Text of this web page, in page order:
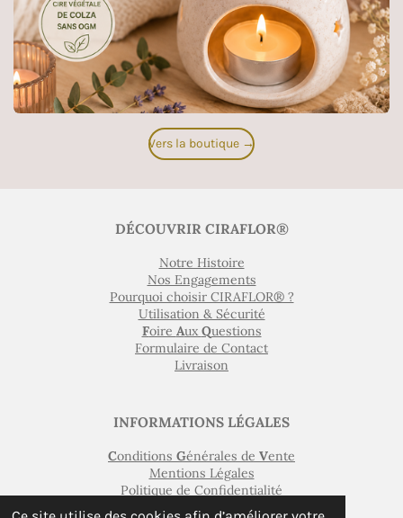
Vers la boutique →
DÉCOUVRIR CIRAFLOR®
Notre Histoire
Nos Engagements
Pourquoi choisir CIRAFLOR® ?
Utilisation & Sécurité
Foire AuxQuestions
Formulaire de Contact
Livraison
INFORMATIONS LÉGALES
Conditions Générales de Vente
Mentions Légales
Politique de Confidentialité
Gestion des Cookies